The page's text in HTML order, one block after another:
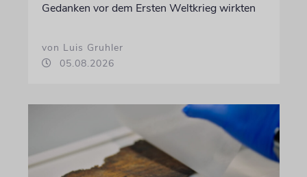
Gedanken vor dem Ersten Weltkrieg wirkten
von Luis Gruhler
05.08.2026